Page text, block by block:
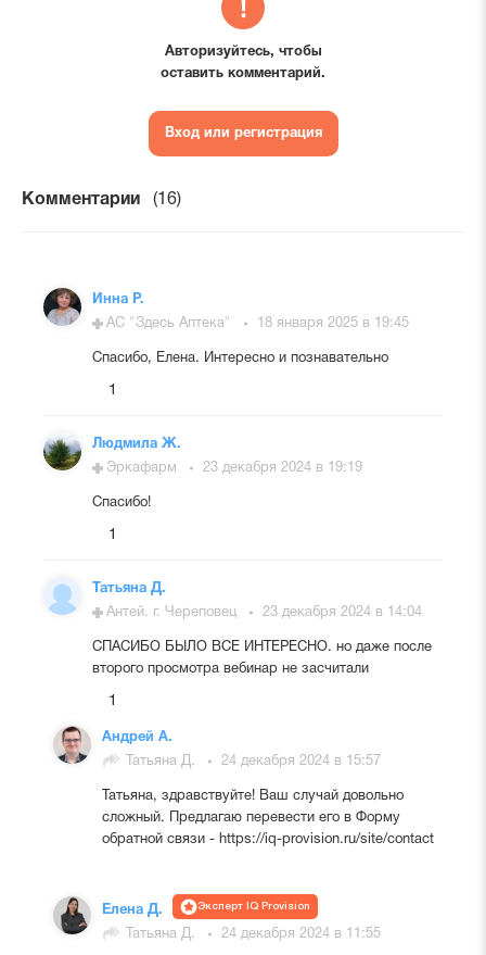
Авторизуйтесь, чтобы
оставить комментарий.
Вход или регистрация
Комментарии (16)
Инна Р.
АС "Здесь Аптека"
18 января 2025 в 19:45
Спасибо, Елена. Интересно и познавательно
1
Людмила Ж.
Эркафарм
23 декабря 2024 в 19:19
Спасибо!
1
Татьяна Д.
Антей. г. Череповец
23 декабря 2024 в 14:04
СПАСИБО БЫЛО ВСЕ ИНТЕРЕСНО. но даже после
второго просмотра вебинар не засчитали
1
Андрей А.
Татьяна Д.
24 декабря 2024 в 15:57
Татьяна, здравствуйте! Ваш случай довольно
сложный. Предлагаю перевести его в Форму
обратной связи - https://iq-provision.ru/site/contact
Елена Д. Эксперт IQ Provision
Татьяна Д. 24 декабря 2024 в 11:55